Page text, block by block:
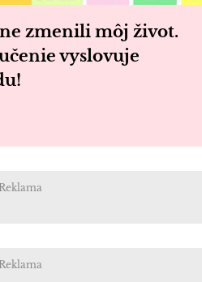
zmenili môj život.
vyslovuje
Reklama
Reklama